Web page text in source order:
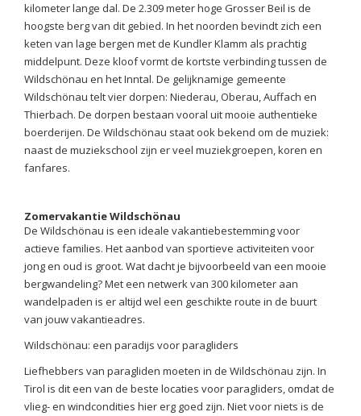
kilometer lange dal. De 2.309 meter hoge Grosser Beil is de
hoogste berg van dit gebied. In het noorden bevindt zich een
keten van lage bergen met de Kundler Klamm als prachtig
middelpunt. Deze kloof vormt de kortste verbinding tussen de
Wildschönau en het Inntal. De gelijknamige gemeente
Wildschönau telt vier dorpen: Niederau, Oberau, Auffach en
Thierbach. De dorpen bestaan vooral uit mooie authentieke
boerderijen. De Wildschönau staat ook bekend om de muziek:
naast de muziekschool zijn er veel muziekgroepen, koren en
fanfares.
Zomervakantie Wildschönau
De Wildschönau is een ideale vakantiebestemming voor
actieve families. Het aanbod van sportieve activiteiten voor
jong en oud is groot. Wat dacht je bijvoorbeeld van een mooie
bergwandeling? Met een netwerk van 300 kilometer aan
wandelpaden is er altijd wel een geschikte route in de buurt
van jouw vakantieadres.
Wildschönau: een paradijs voor paragliders
Liefhebbers van paragliden moeten in de Wildschönau zijn. In
Tirol is dit een van de beste locaties voor paragliders, omdat de
vlieg- en windcondities hier erg goed zijn. Niet voor niets is de